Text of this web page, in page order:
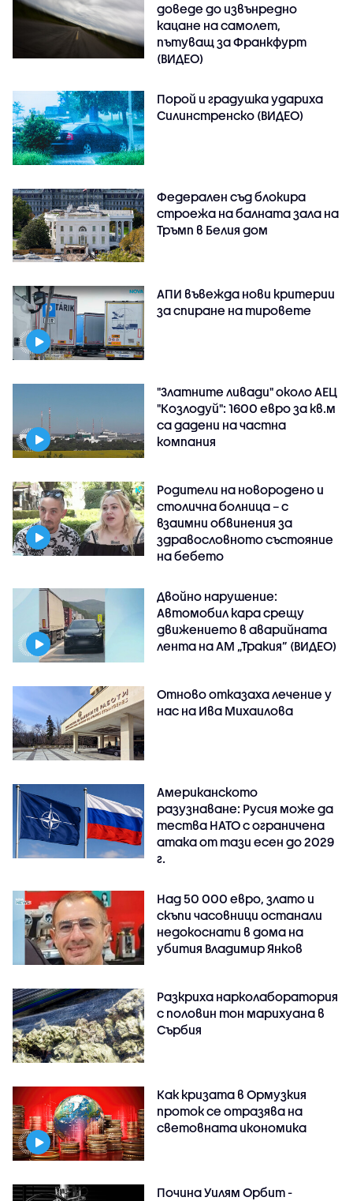
доведе до извънредно
кацане на самолет,
пътуващ за Франкфурт
(ВИДЕО)
Порой и градушка удариха
Силинстренско (ВИДЕО)
Федерален съд блокира
строежа на балната зала на
Тръмп в Белия дом
АПИ въвежда нови критерии
за спиране на тировете
"Златните ливади" около АЕЦ
"Козлодуй": 1600 евро за кв.м
са дадени на частна
компания
Родители на новородено и
столична болница – с
взаимни обвинения за
здравословното състояние
на бебето
Двойно нарушение:
Автомобил кара срещу
движението в аварийната
лента на АМ „Тракия” (ВИДЕО)
Отново отказаха лечение у
нас на Ива Михаилова
Американското
разузнаване: Русия може да
тества НАТО с ограничена
атака от тази есен до 2029
г.
Над 50 000 евро, злато и
скъпи часовници останали
недокоснати в дома на
убития Владимир Янков
Разкриха нарколаборатория
с половин тон марихуана в
Сърбия
Как кризата в Ормузкия
проток се отразява на
световната икономика
Почина Уилям Орбит -